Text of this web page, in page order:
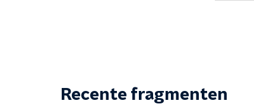
Recente fragmenten